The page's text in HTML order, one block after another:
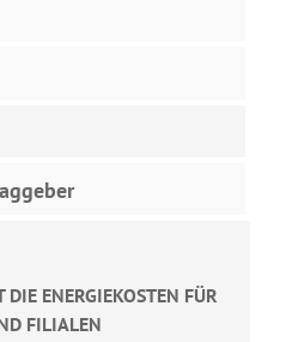
DIE ENERGIEKOSTEN FÜR
FILIALEN